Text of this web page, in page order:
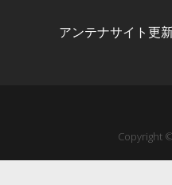
アンテナサイト更
Copyright